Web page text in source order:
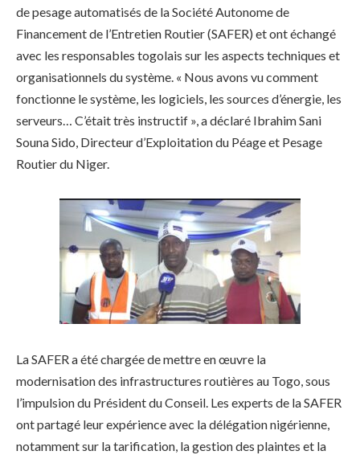
de pesage automatisés de la Société Autonome de
Financement de l’Entretien Routier (SAFER) et ont échangé
avec les responsables togolais sur les aspects techniques et
organisationnels du système. « Nous avons vu comment
fonctionne le système, les logiciels, les sources d’énergie, les
serveurs… C’était très instructif », a déclaré Ibrahim Sani
Souna Sido, Directeur d’Exploitation du Péage et Pesage
Routier du Niger.
La SAFER a été chargée de mettre en œuvre la
modernisation des infrastructures routières au Togo, sous
l’impulsion du Président du Conseil. Les experts de la SAFER
ont partagé leur expérience avec la délégation nigérienne,
notamment sur la tarification, la gestion des plaintes et la